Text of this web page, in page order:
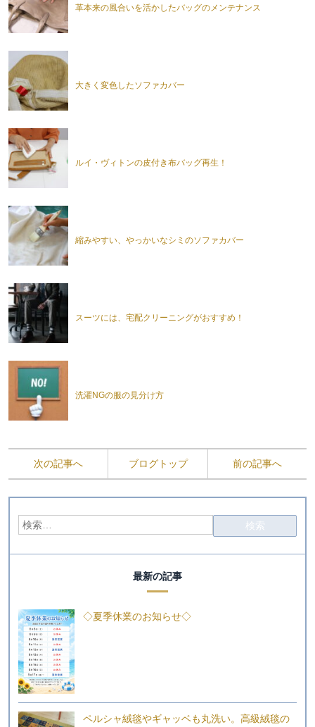
革本来の風合いを活かしたバッグのメンテナンス
大きく変色したソファカバー
ルイ・ヴィトンの皮付き布バッグ再生！
縮みやすい、やっかいなシミのソファカバー
スーツには、宅配クリーニングがおすすめ！
洗濯NGの服の見分け方
次の記事へ ブログトップ 前の記事へ
最新の記事
◇夏季休業のお知らせ◇
ペルシャ絨毯やギャッベも丸洗い。高級絨毯の